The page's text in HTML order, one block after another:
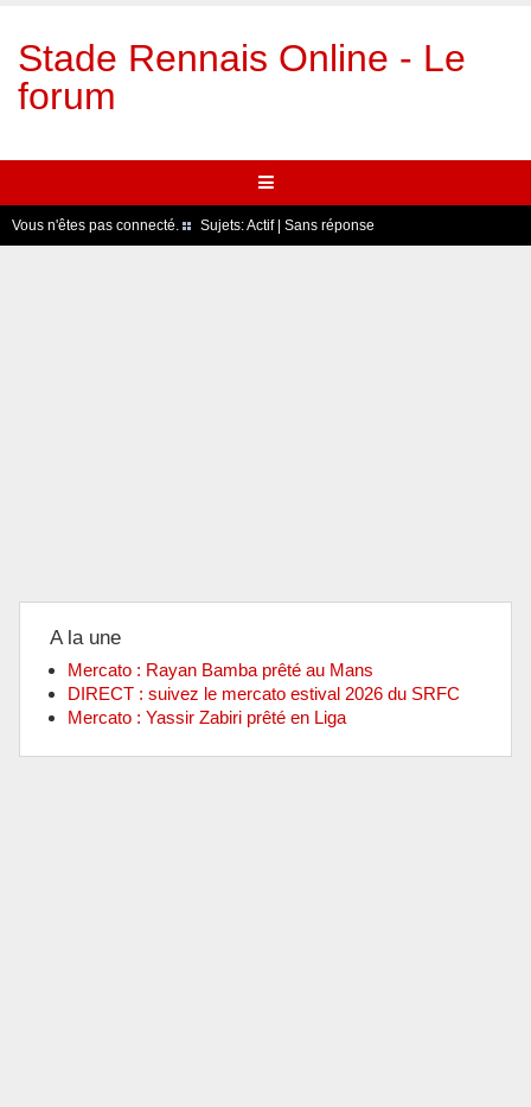
Stade Rennais Online - Le
forum
Vous n'êtes pas connecté. Sujets:Actif| Sans réponse
A la une
Mercato : Rayan Bamba prêté au Mans
DIRECT : suivez le mercato estival 2026 du SRFC
Mercato : Yassir Zabiri prêté en Liga